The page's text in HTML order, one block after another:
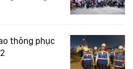
thông phục